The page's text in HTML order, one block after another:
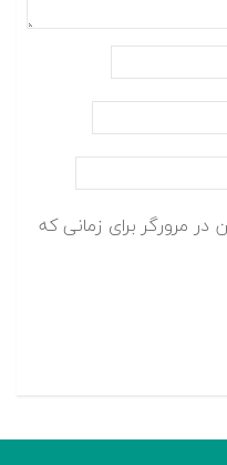
مرورگر برای زمانی که